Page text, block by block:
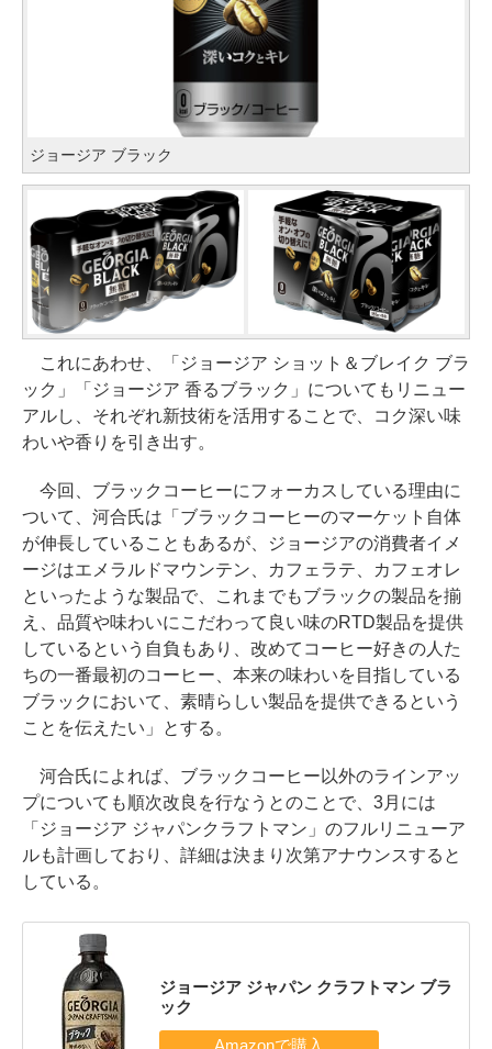
ジョージア ブラック
これにあわせ、「ジョージア ショット＆ブレイク ブラ
ック」「ジョージア 香るブラック」についてもリニュー
アルし、それぞれ新技術を活用することで、コク深い味
わいや香りを引き出す。
今回、ブラックコーヒーにフォーカスしている理由に
ついて、河合氏は「ブラックコーヒーのマーケット自体
が伸長していることもあるが、ジョージアの消費者イメ
ージはエメラルドマウンテン、カフェラテ、カフェオレ
といったような製品で、これまでもブラックの製品を揃
え、品質や味わいにこだわって良い味のRTD製品を提供
しているという自負もあり、改めてコーヒー好きの人た
ちの一番最初のコーヒー、本来の味わいを目指している
ブラックにおいて、素晴らしい製品を提供できるという
ことを伝えたい」とする。
河合氏によれば、ブラックコーヒー以外のラインアッ
プについても順次改良を行なうとのことで、3月には
「ジョージア ジャパンクラフトマン」のフルリニューア
ルも計画しており、詳細は決まり次第アナウンスすると
している。
ジョージア ジャパン クラフトマン ブラ
ック